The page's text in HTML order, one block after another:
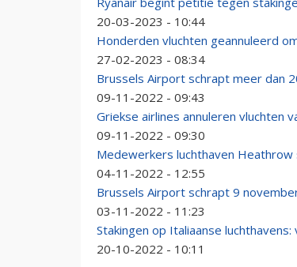
20-03-2023 - 10:44
Honderden vluchten geannuleerd
27-02-2023 - 08:34
Brussels Airport schrapt meer dan
09-11-2022 - 09:43
Griekse airlines annuleren vluchten
09-11-2022 - 09:30
Medewerkers luchthaven
04-11-2022 - 12:55
Brussels Airport schrapt 9
03-11-2022 - 11:23
Stakingen op Italiaanse
20-10-2022 - 10:11